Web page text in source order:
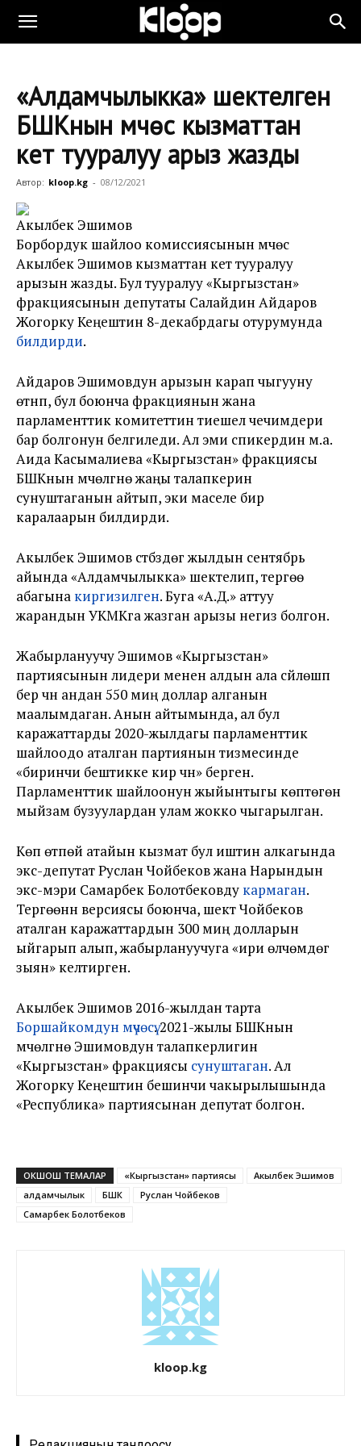
«Алдамчылыкка» шектелген
БШКнын мүчөсү кызматтан
кетүү тууралуу арыз жазды
Автор: kloop.kg - 08/12/2021
Акылбек Эшимов
Борбордук шайлоо комиссиясынын мүчөсү
Акылбек Эшимов кызматтан кетүү тууралуу
арызын жазды. Бул тууралуу «Кыргызстан»
фракциясынын депутаты Салайдин Айдаров
Жогорку Кеңештин 8-декабрдагы отурумунда
билдирди.
Айдаров Эшимовдун арызын карап чыгууну
өтүнүп, бул боюнча фракциянын жана
парламенттик комитеттин тиешелүү чечимдери
бар болгонун белгиледи. Ал эми спикердин м.а.
Аида Касымалиева «Кыргызстан» фракциясы
БШКнын мүчөлүгүнө жаңы талапкерин
сунуштаганын айтып, эки маселе бир
каралаарын билдирди.
Акылбек Эшимов үстүбүздөгү жылдын сентябрь
айында «Алдамчылыкка» шектелип, тергөө
абагына киргизилген. Буга «А.Д.» аттуу
жарандын УКМКга жазган арызы негиз болгон.
Жабырлануучу Эшимов «Кыргызстан»
партиясынын лидери менен алдын ала сүйлөшүп
берүү үчүн андан 550 миң доллар алганын
маалымдаган. Анын айтымында, ал бул
каражаттарды 2020-жылдагы парламенттик
шайлоодо аталган партиянын тизмесинде
«биринчи бештикке кирүү үчүн» берген.
Парламенттик шайлоонун жыйынтыгы көптөгөн
мыйзам бузуулардан улам жокко чыгарылган.
Көп өтпөй атайын кызмат бул иштин алкагында
экс-депутат Руслан Чойбеков жана Нарындын
экс-мэри Самарбек Болотбековду кармаган.
Тергөөнүн версиясы боюнча, шектүү Чойбеков
аталган каражаттардын 300 миң долларын
ыйгарып алып, жабырлануучуга «ири өлчөмдөгү
зыян» келтирген.
Акылбек Эшимов 2016-жылдан тарта
Боршайкомдун мүчөсү. 2021-жылы БШКнын
мүчөлүгүнө Эшимовдун талапкерлигин
«Кыргызстан» фракциясы сунуштаган. Ал
Жогорку Кеңештин бешинчи чакырылышында
«Республика» партиясынан депутат болгон.
ОКШОШ ТЕМАЛАР «Кыргызстан» партиясы
Акылбек Эшимов
алдамчылык
БШК
Руслан Чойбеков
Самарбек Болотбеков
kloop.kg